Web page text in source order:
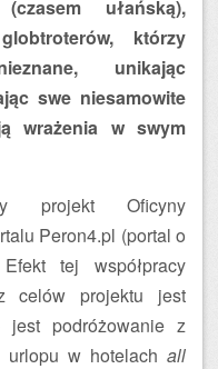
ułańską),
którzy
unikając
swe niesamowite
wrażenia w swym
projekt Oficyny
Peron4.pl (portal o
tej współpracy
celów projektu jest
jest podróżowanie z
urlopu w hotelach all